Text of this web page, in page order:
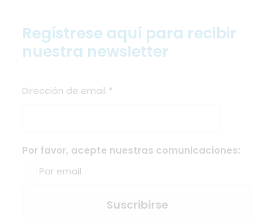
Regístrese aquí para recibir
nuestra newsletter
Dirección de email *
Por favor, acepte nuestras comunicaciones:
Por email